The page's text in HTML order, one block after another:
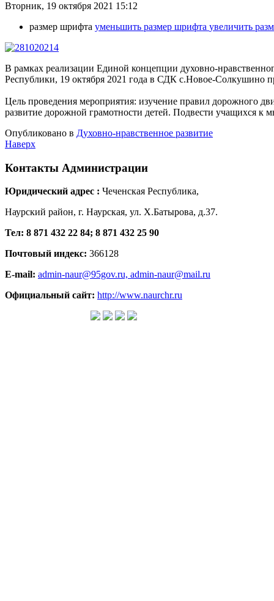
Вторник, 19 октября 2021 15:12
размер шрифта уменьшить размер шрифта увеличить
В рамках реализации Единой концепции духовно-
Республики, 19 октября 2021 года в СДК с.Новое-Солкушино
Цель проведения мероприятия: изучение правил дорожного
развитие дорожной грамотности детей. Подвести учащихся
Опубликовано в Духовно-нравственное развитие
Наверх
Контакты Администрации
Юридический адрес : Чеченская Республика,
Наурский район, г. Наурская, ул. Х.Батырова, д.37.
Тел: 8 871 432 22 84; 8 871 432 25 90
Почтовый индекс: 366128
E-mail: admin-naur@95gov.ru, admin-naur@mail.ru
Официальный сайт: http://www.naurchr.ru